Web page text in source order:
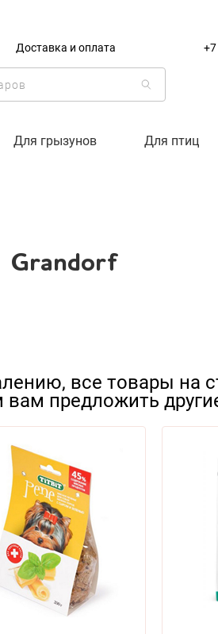
Доставка и оплата
Для грызунов Для птиц
Grandorf
все товары на
предложить
+7